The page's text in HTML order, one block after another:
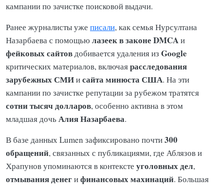
кампании по зачистке поисковой выдачи.
Ранее журналисты уже писали, как семья Нурсултана
Назарбаева с помощью лазеекв законе DMCAи
фейковых сайтовдобивается удаления из Google
критических материалов, включаярасследования
зарубежных СМИисайта минюста США. На эти
кампании по зачистке репутации за рубежом тратятся
сотни тысяч долларов, особенно активна в этом
младшая дочьАлия Назарбаева.
В базе данных Lumen зафиксировано почти300
обращений, связанных с публикациями, где Аблязов и
Храпунов упоминаются в контексте уголовных дел,
отмывания денегифинансовых махинаций. Большая